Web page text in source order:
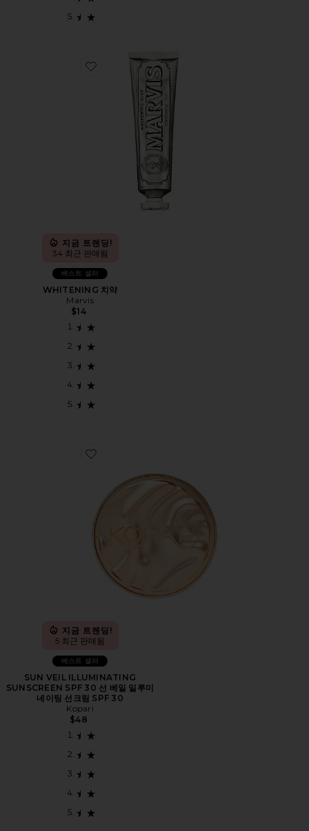
Favorite WHITENING 치약
지금 트렌딩!
34 최근 판매됨
베스트 셀러
WHITENING 치약
Marvis
$14
Favorite SUN VEIL ILLUMINATING SUNSCREEN SPF
지금 트렌딩!
5 최근 판매됨
베스트 셀러
SUN VEIL ILLUMINATING
SUNSCREEN SPF 30 선 베일 일루미
네이팅 선크림 SPF 30
Kopari
$48